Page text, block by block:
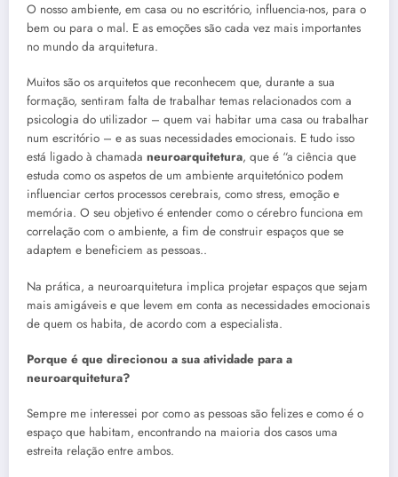
O nosso ambiente, em casa ou no escritório, influencia-nos, para o
bem ou para o mal. E as emoções são cada vez mais importantes
no mundo da arquitetura.
Muitos são os arquitetos que reconhecem que, durante a sua
formação, sentiram falta de trabalhar temas relacionados com a
psicologia do utilizador – quem vai habitar uma casa ou trabalhar
num escritório – e as suas necessidades emocionais. E tudo isso
está ligado à chamada neuroarquitetura, que é “a ciência que
estuda como os aspetos de um ambiente arquitetónico podem
influenciar certos processos cerebrais, como stress, emoção e
memória. O seu objetivo é entender como o cérebro funciona em
correlação com o ambiente, a fim de construir espaços que se
adaptem e beneficiem as pessoas..
Na prática, a neuroarquitetura implica projetar espaços que sejam
mais amigáveis e que levem em conta as necessidades emocionais
de quem os habita, de acordo com a especialista.
Porque é que direcionou a sua atividade para a
neuroarquitetura?
Sempre me interessei por como as pessoas são felizes e como é o
espaço que habitam, encontrando na maioria dos casos uma
estreita relação entre ambos.